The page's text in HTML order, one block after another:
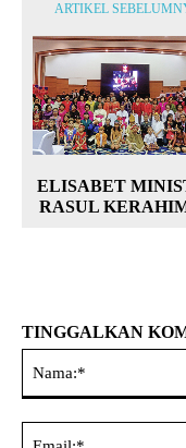
ARTIKEL
ELISABET
RASUL
TINGGALKAN